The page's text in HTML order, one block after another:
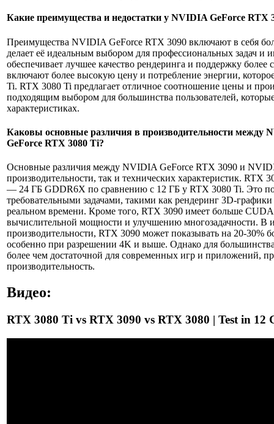
Какие преимущества и недостатки у NVIDIA GeForce RTX
Преимущества NVIDIA GeForce RTX 3090 включают в себя
делает её идеальным выбором для профессиональных задач и
обеспечивает лучшее качество рендеринга и поддержку
включают более высокую цену и потребление энергии,
Ti. RTX 3080 Ti предлагает отличное соотношение цены и
подходящим выбором для большинства пользователей,
характеристиках.
Каковы основные различия в производительности между
GeForce RTX 3080 Ti?
Основные различия между NVIDIA GeForce RTX 3090 и
производительности, так и технических характеристик. RTX
— 24 ГБ GDDR6X по сравнению с 12 ГБ у RTX 3080 Ti. Это
требовательными задачами, такими как рендеринг 3D-
реальном времени. Кроме того, RTX 3090 имеет больше
вычислительной мощности и улучшению многозадачности. В
производительности, RTX 3090 может показывать на 20-30%
особенно при разрешении 4K и выше. Однако для
более чем достаточной для современных игр и приложений,
производительность.
Видео:
RTX 3080 Ti vs RTX 3090 vs RTX 3080 | Test in 12